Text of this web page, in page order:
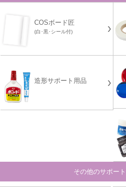
COSボード匠
(白･黒･シール付)
造形サポート用品
その他のサポー